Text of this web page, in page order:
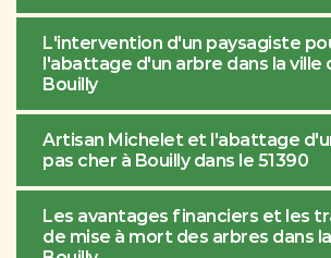
L'intervention d'un paysagiste
l'abattage d'un arbre dans la ville
Bouilly
Artisan Michelet et l'abattage
pas cher à Bouilly dans le 51390
Les avantages financiers et les
de mise à mort des arbres dans